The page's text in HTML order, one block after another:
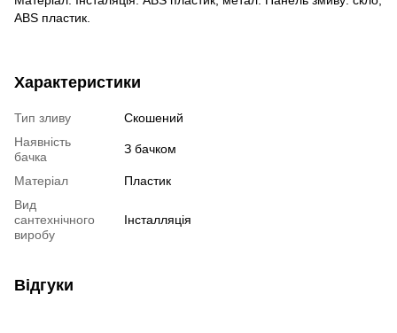
ABS пластик.
Характеристики
Тип зливу
Скошений
Наявність
бачка
З бачком
Матеріал
Пластик
Вид
сантехнічного
виробу
Iнсталляцiя
Відгуки